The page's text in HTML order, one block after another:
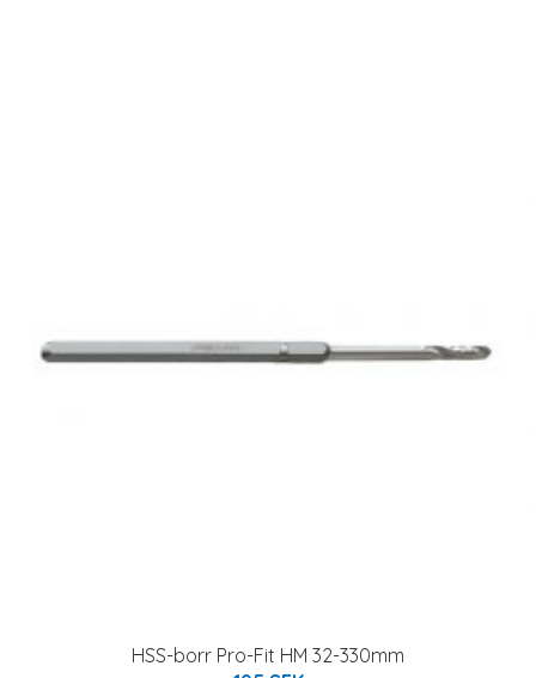
HSS-borr Pro-Fit HM 32-330mm